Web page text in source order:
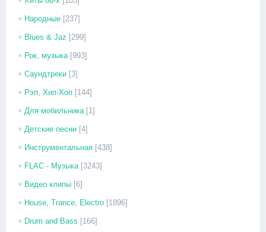
Народные [237]
Blues & Jaz [299]
Рок, музыка [993]
Саундтреки [3]
Рэп, Хип-Хоп [144]
Для мобильника [1]
Детские песни [4]
Инструментальная [438]
FLAC - Музыка [3243]
Видео клипы [6]
House, Trance, Electro [1896]
Drum and Bass [166]